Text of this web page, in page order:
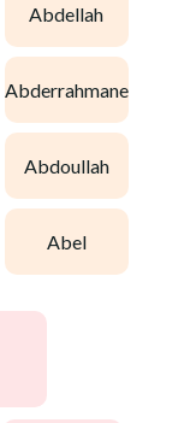
abdellah
abderrahmane
abdoullah
abel